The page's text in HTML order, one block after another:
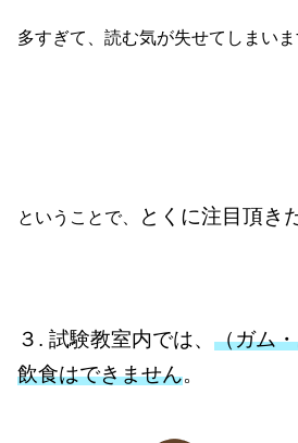
多すぎて、読む気が失せてしまいま
ということで、 とくに注目頂き
３. 試験教室内では、（ガム
飲食はできません。